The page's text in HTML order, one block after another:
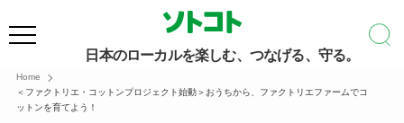
日本のローカルを楽しむ、つなげる、守る。
Home
＜ファクトリエ・コットンプロジェクト始動＞おうちから、ファクトリエファームでコ
ットンを育てよう！